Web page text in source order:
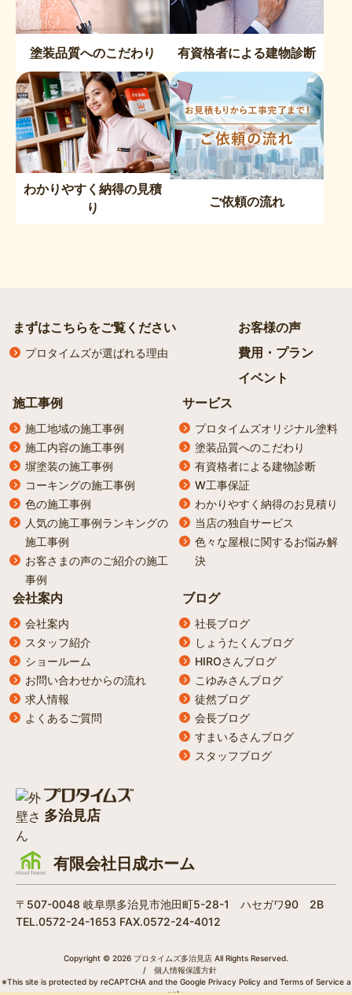
塗装品質へのこだわり 有資格者による建物診断
わかりやすく納得の見積
り
ご依頼の流れ
まずはこちらをご覧ください
プロタイムズが選ばれる理由
お客様の声
費用・プラン
イベント
施工事例
施工地域の施工事例
施工内容の施工事例
塀塗装の施工事例
コーキングの施工事例
色の施工事例
人気の施工事例ランキングの
施工事例
お客さまの声のご紹介の施工
事例
サービス
プロタイムズオリジナル塗料
塗装品質へのこだわり
有資格者による建物診断
W工事保証
わかりやすく納得のお見積り
当店の独自サービス
色々な屋根に関するお悩み解
決
会社案内
会社案内
スタッフ紹介
ショールーム
お問い合わせからの流れ
求人情報
よくあるご質問
ブログ
社長ブログ
しょうたくんブログ
HIROさんブログ
こゆみさんブログ
徒然ブログ
会長ブログ
すまいるさんブログ
スタッフブログ
多治見店
有限会社日成ホーム
〒507-0048 岐阜県多治見市池田町5-28-1 ハセガワ90 2B
TEL.0572-24-1653 FAX.0572-24-4012
Copyright © 2026 プロタイムズ多治見店 All Rights Reserved.
/
個人情報保護方針
※This site is protected by reCAPTCHA and the Google Privacy Policyand Terms of Servicea